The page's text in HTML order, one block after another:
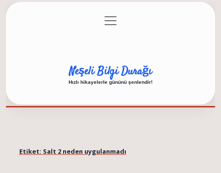
Gizlilik Politikası
menüyü
aç
Neşeli Bilgi Durağı
Hızlı hikayelerle gününü şenlendir!
Etiket: Salt 2 neden uygulanmadı